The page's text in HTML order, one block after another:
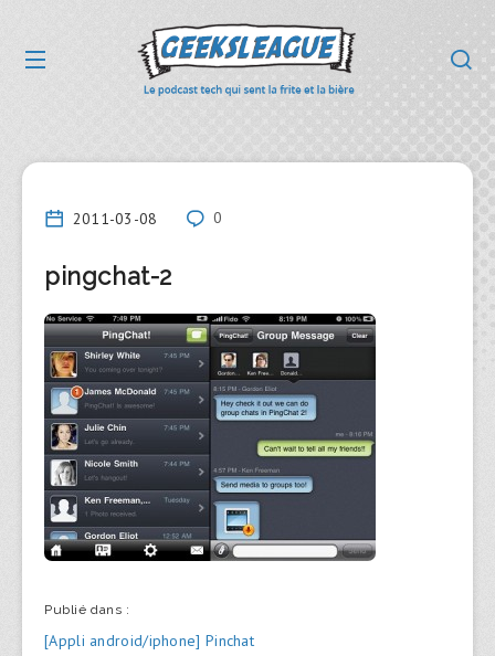
2011-03-08 0
pingchat-2
Publié dans :
Navigation
[Appli android/iphone] Pinchat